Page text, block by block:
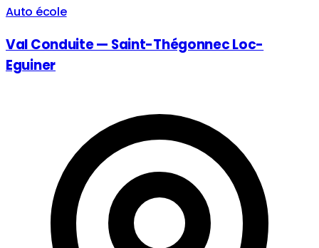
Auto école
Val Conduite — Saint-Thégonnec Loc-
Eguiner